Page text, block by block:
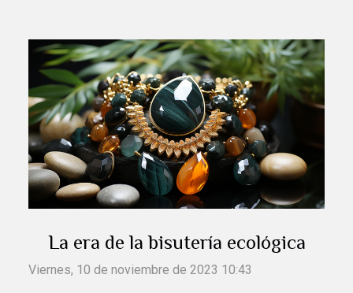
La era de la bisutería ecológica
Viernes, 10 de noviembre de 2023 10:43